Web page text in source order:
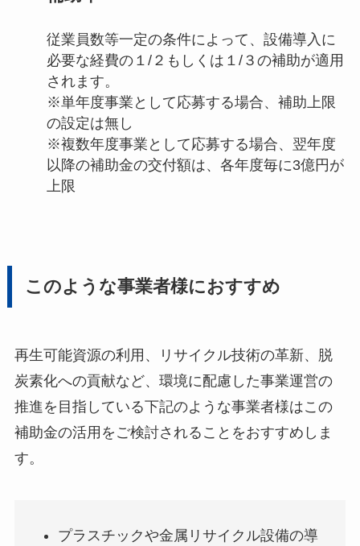
従業員数等一定の条件によって、設備導入に
必要な経費の１/２もしくは１/３の補助が適用
されます。
※単年度事業として応募する場合、補助上限
の設定は無し
※複数年度事業として応募する場合、翌年度
以降の補助金の交付額は、各年度毎に3億円が
上限
このような事業者様におすすめ
再生可能資源の利用、リサイクル技術の革新、脱
炭素化への貢献など、環境に配慮した事業運営の
推進を目指している下記のような事業者様はこの
補助金の活用をご検討されることをおすすめしま
す。
プラスチックや金属リサイクル設備の導